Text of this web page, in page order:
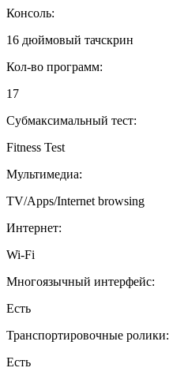
Консоль:
16 дюймовый тачскрин
Кол-во программ:
17
Субмаксимальный тест:
Fitness Test
Мультимедиа:
TV/Apps/Internet browsing
Интернет:
Wi-Fi
Многоязычный интерфейс:
Есть
Транспортировочные ролики:
Есть